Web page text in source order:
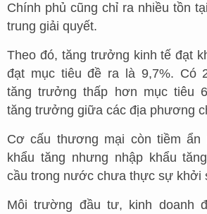
Chính phủ cũng chỉ ra nhiều tồn
trung giải quyết.
Theo đó, tăng trưởng kinh tế đạt
đạt mục tiêu đề ra là 9,7%. Có
tăng trưởng thấp hơn mục tiêu
tăng trưởng giữa các địa phương
Cơ cấu thương mại còn tiềm ẩn
khẩu tăng nhưng nhập khẩu
cầu trong nước chưa thực sự khởi
Môi trường đầu tư, kinh doanh